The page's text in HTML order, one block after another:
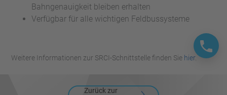
Bahngenauigkeit bleiben erhalten
Verfügbar für alle wichtigen Feldbussysteme
Weitere Informationen zur SRCI-Schnittstelle finden Sie hier.
Zurück zur